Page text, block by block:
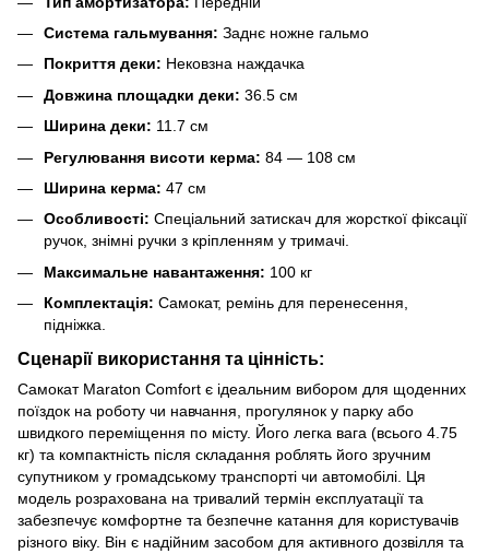
Система гальмування: Заднє ножне гальмо
Покриття деки: Нековзна наждачка
Довжина площадки деки: 36.5 см
Ширина деки: 11.7 см
Регулювання висоти керма: 84 — 108 см
Ширина керма: 47 см
Особливості: Спеціальний затискач для жорсткої фіксації
ручок, знімні ручки з кріпленням у тримачі.
Максимальне навантаження: 100 кг
Комплектація: Самокат, ремінь для перенесення,
підніжка.
Сценарії використання та цінність:
Самокат Maraton Comfort є ідеальним вибором для щоденних
поїздок на роботу чи навчання, прогулянок у парку або
швидкого переміщення по місту. Його легка вага (всього 4.75
кг) та компактність після складання роблять його зручним
супутником у громадському транспорті чи автомобілі. Ця
модель розрахована на тривалий термін експлуатації та
забезпечує комфортне та безпечне катання для користувачів
різного віку. Він є надійним засобом для активного дозвілля та